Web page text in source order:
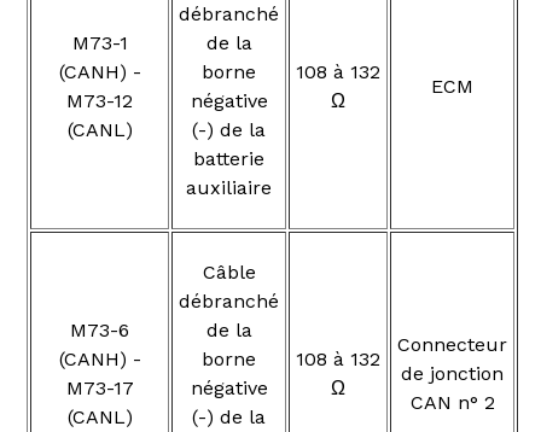
M73-1
(CANH) -
M73-12
(CANL)
débranché
de la
borne
négative
(-) de la
batterie
auxiliaire
108 à 132
Ω
ECM
M73-6
(CANH) -
M73-17
(CANL)
Câble
débranché
de la
borne
négative
(-) de la
108 à 132
Ω
Connecteur
de jonction
CAN n° 2